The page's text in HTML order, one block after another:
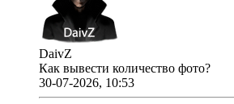
DaivZ
Как вывести количество фото?
30-07-2026, 10:53